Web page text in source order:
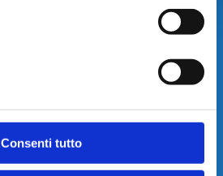
Consenti tutto